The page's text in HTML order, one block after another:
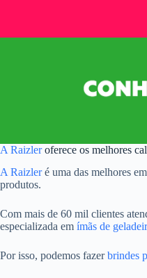
A Raizleroferece os melhores
A Raizleré uma das melhores
produtos.
Com mais de 60 mil clientes
especializada em ímãs de
Por isso, podemos fazerbrindes